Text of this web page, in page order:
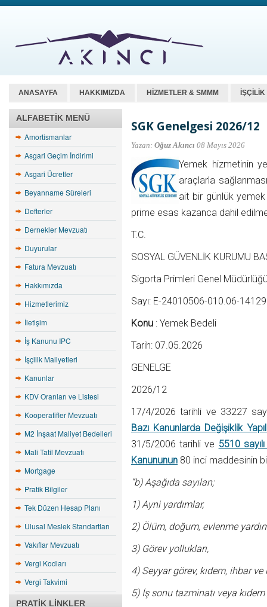
ANASAYFA HAKKIMIZDA HİZMETLER & SMMM
ALFABETIK MENÜ
Amortismanlar
Asgari Geçim İndirimi
Asgari Ücretler
Beyanname Süreleri
Defterler
Dernekler Mevzuatı
Duyurular
Fatura Mevzuatı
Hakkımızda
Hizmetlerimiz
İletişim
İş Kanunu IPC
İşçilik Maliyetleri
Kanunlar
KDV Oranları ve Listesi
Kooperatifler Mevzuatı
M2 İnşaat Maliyet Bedelleri
Mali Tatil Mevzuatı
Mortgage
Pratik Bilgiler
Tek Düzen Hesap Planı
Ulusal Meslek Standartları
Vakıflar Mevzuatı
Vergi Kodları
Vergi Takvimi
PRATIK LINKLER
SGK Genelgesi 2026/12
Yazan: Oğuz Akıncı 08 Mayıs 2026
Yemek hizmetinin
araçlarla
ait bir günlük yemek
prime esas kazanca dahil
T.C.
SOSYAL GÜVENLİK KURUMU
Sigorta Primleri Genel
Sayı: E-24010506-010.06-
Konu : Yemek Bedeli
Tarih: 07.05.2026
GENELGE
2026/12
17/4/2026 tarihli ve 33227
Bazı Kanunlarda Değişiklik
31/5/2006 tarihli ve 5510
Kanununun 80 inci maddesinin
“b) Aşağıda sayılan;
1) Ayni yardımlar,
2) Ölüm, doğum, evlenme
3) Görev yollukları,
4) Seyyar görev, kıdem, ihbar
5) İş sonu tazminatı veya